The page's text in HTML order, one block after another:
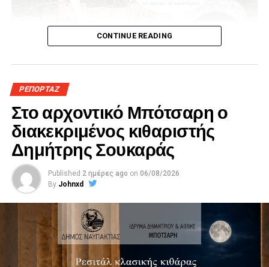
CONTINUE READING
ΡΕΠΟΡΤΑΖ
Στο αρχοντικό Μπότσαρη ο
διακεκριμένος κιθαριστής
Δημήτρης Σουκαράς
Published 2 ημέρες ago on 06/08/2026
By Johnxd